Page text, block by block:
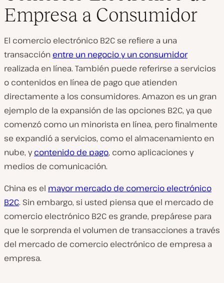
Empresa a Consumidor
El comercio electrónico B2C se refiere a una
transacción entre un negocio y un consumidor
realizada en línea. También puede referirse a servicios
o contenidos en línea de pago que atienden
directamente a los consumidores. Amazon es un gran
ejemplo de la expansión de las opciones B2C, ya que
comenzó como un minorista en línea, pero finalmente
se expandió a servicios, como el almacenamiento en
nube, ycontenido de pago, como aplicaciones y
medios de comunicación.
China es el mayor mercado de comercio electrónico
B2C. Sin embargo, si usted piensa que el mercado de
comercio electrónico B2C es grande, prepárese para
que le sorprenda el volumen de transacciones a través
del mercado de comercio electrónico de empresa a
empresa.